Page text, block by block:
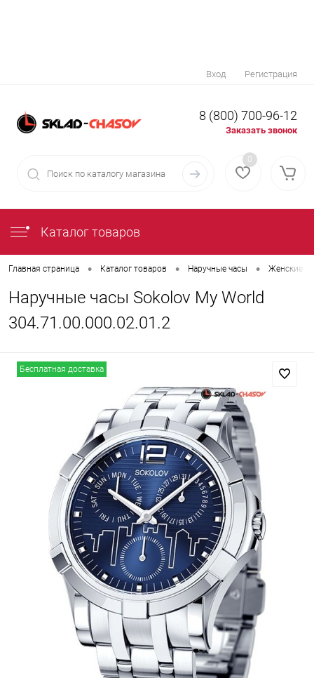
Вход Регистрация
8 (800) 700-96-12
Заказать звонок
0
Каталог товаров
Главная страница • Каталог товаров • Наручные часы • Женские
Наручные часы Sokolov My World
304.71.00.000.02.01.2
Бесплатная доставка